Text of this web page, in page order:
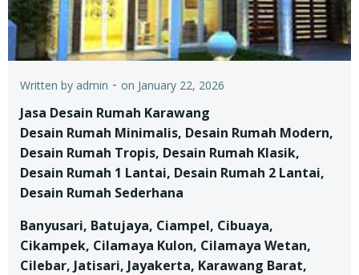
Written by admin - on January 22, 2026
Jasa Desain Rumah Karawang
Desain Rumah Minimalis, Desain Rumah Modern,
Desain Rumah Tropis, Desain Rumah Klasik,
Desain Rumah 1 Lantai, Desain Rumah 2 Lantai,
Desain Rumah Sederhana
Banyusari, Batujaya, Ciampel, Cibuaya,
Cikampek, Cilamaya Kulon, Cilamaya Wetan,
Cilebar, Jatisari, Jayakerta, Karawang Barat,